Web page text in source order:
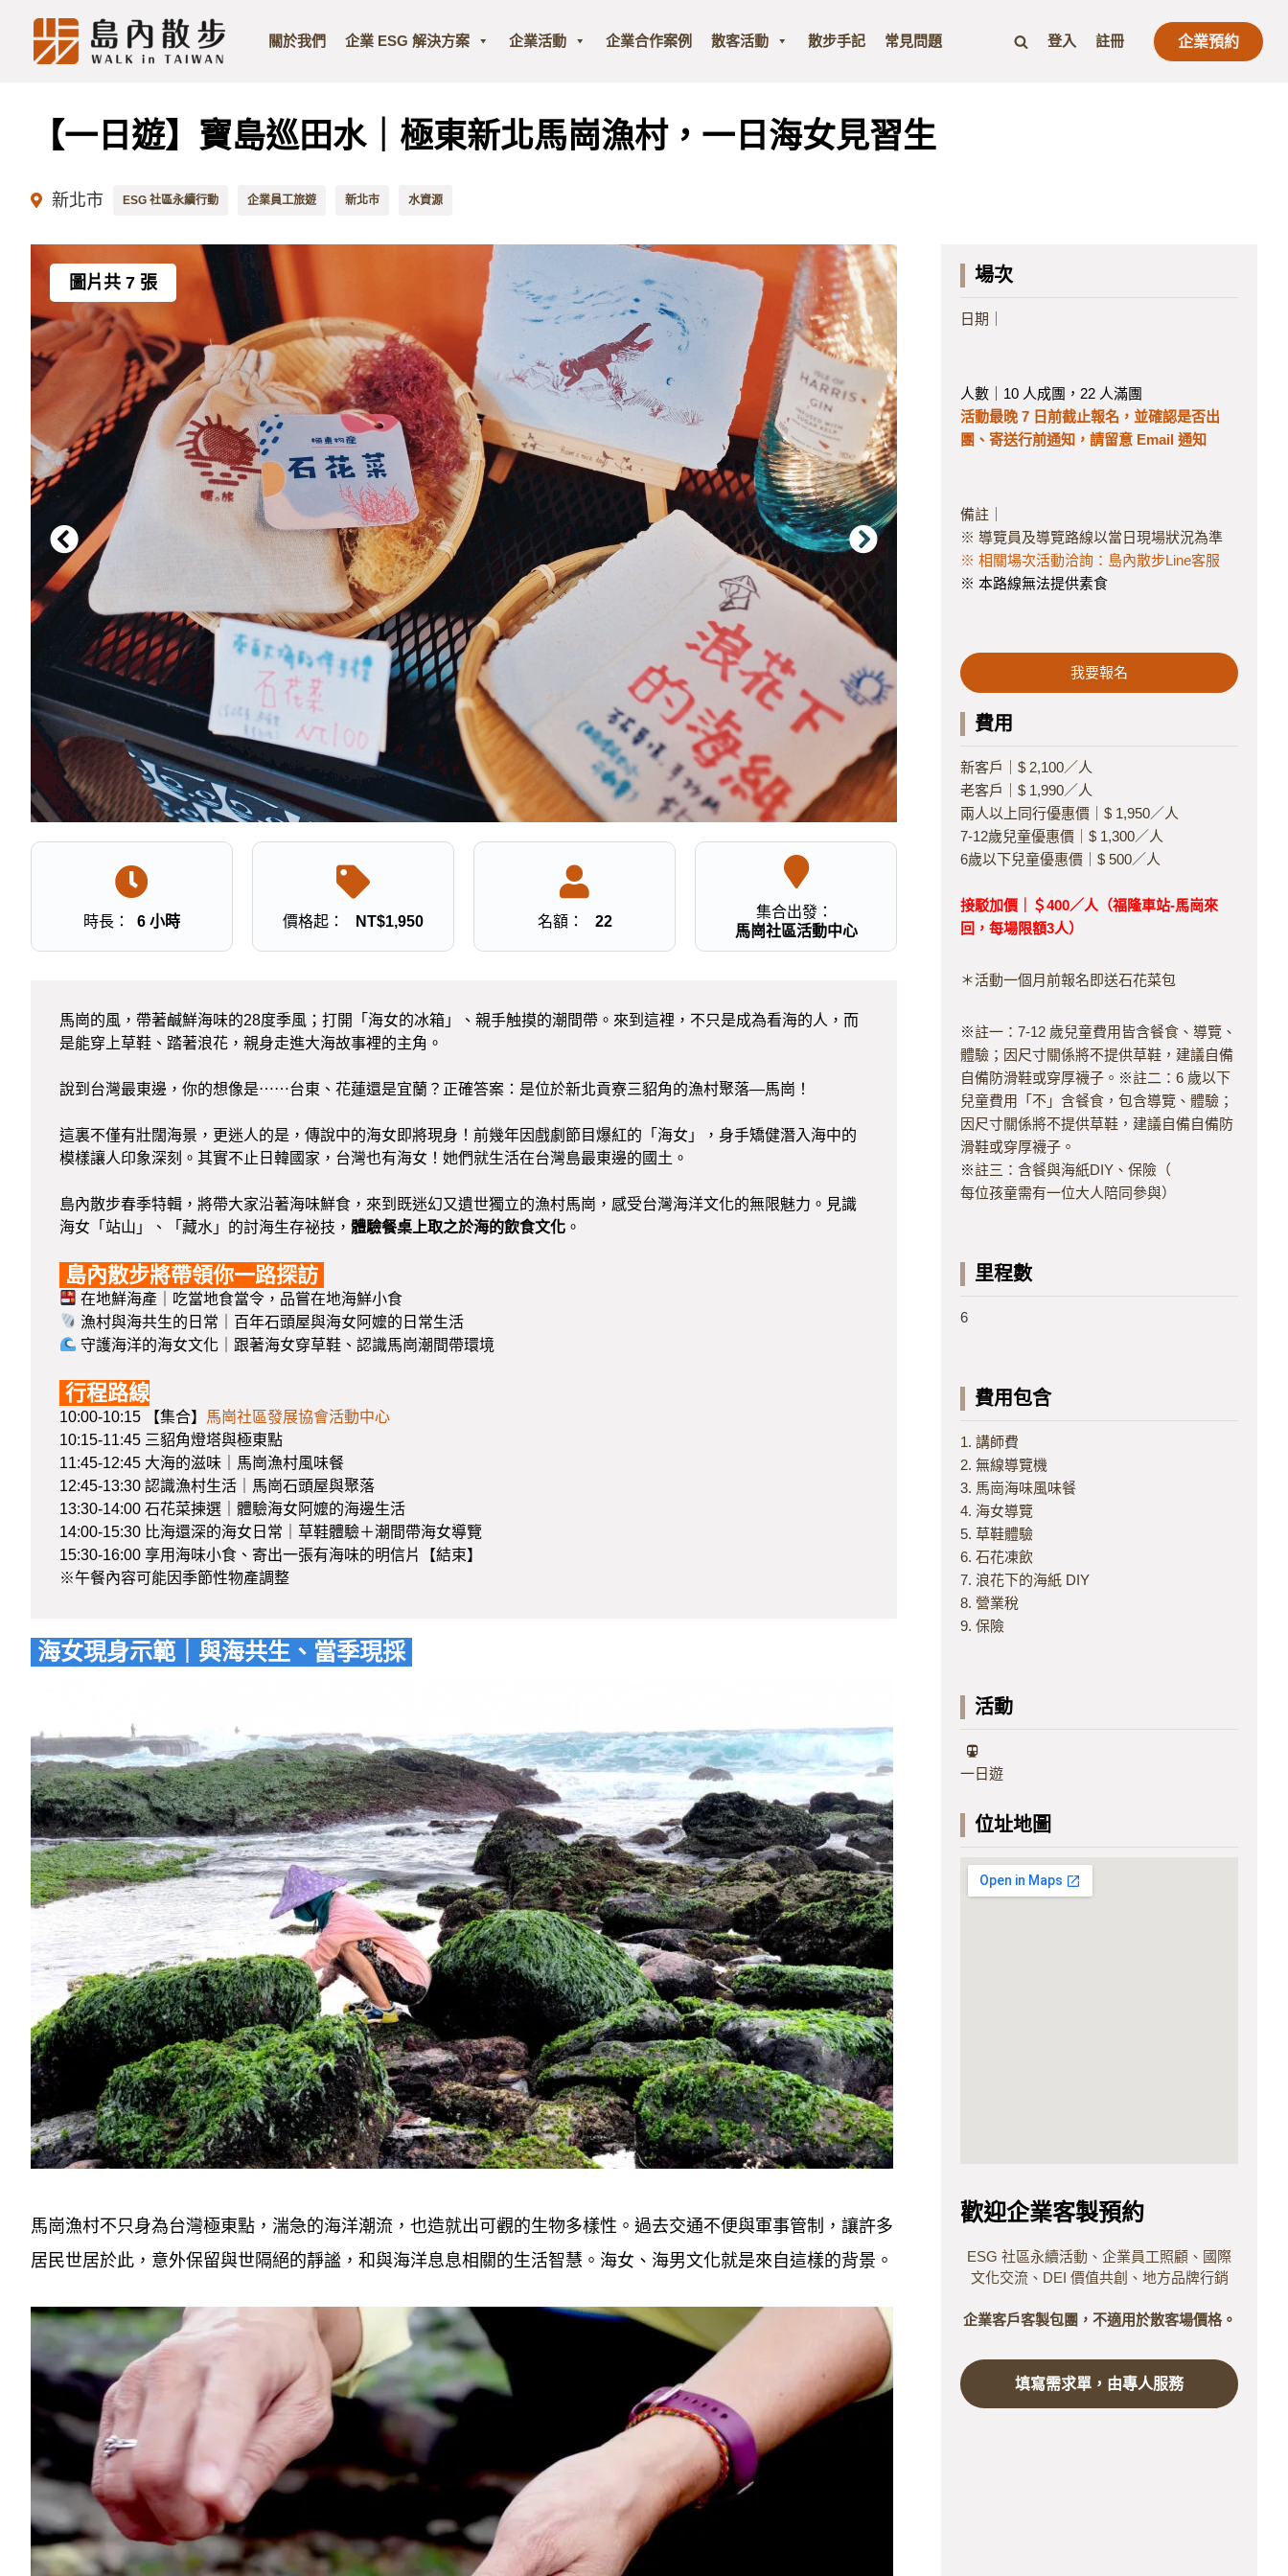
Skip
關於我們 企業 ESG 解決方案 企業活動 企業合作案例 散客活動 散步手記 常見問題 登入 註冊 企業預約
【一日遊】寶島巡田水｜極東新北馬崗漁村，一日海女見習生
新北市 ESG 社區永續行動 企業員工旅遊 新北市 水資源
圖片共 7 張
時長： 6 小時 價格起： NT$1,950 名額： 22
集合出發：
馬崗社區活動中心
馬崗的風，帶著鹹鮮海味的28度季風；打開「海女的冰箱」、親手触摸的潮間帶。來到這裡，不只是成為看海的人，而
是能穿上草鞋、踏著浪花，親身走進大海故事裡的主角。
說到台灣最東邊，你的想像是⋯⋯台東、花蓮還是宜蘭？正確答案：是位於新北貢寮三貂角的漁村聚落—馬崗！
這裏不僅有壯闊海景，更迷人的是，傳說中的海女即將現身！前幾年因戲劇節目爆紅的「海女」，身手矯健潛入海中的
模樣讓人印象深刻。其實不止日韓國家，台灣也有海女！她們就生活在台灣島最東邊的國土。
島內散步春季特輯，將帶大家沿著海味鮮食，來到既迷幻又遺世獨立的漁村馬崗，感受台灣海洋文化的無限魅力。見識
海女「站山」、「藏水」的討海生存祕技， 體驗餐桌上取之於海的飲食文化 。
島內散步將帶領你一路探訪
在地鮮海產｜吃當地食當令，品嘗在地海鮮小食
漁村與海共生的日常｜百年石頭屋與海女阿嬤的日常生活
守護海洋的海女文化｜跟著海女穿草鞋、認識馬崗潮間帶環境
行程路線
10:00-10:15 【集合】
馬崗社區發展協會活動中心
10:15-11:45 三貂角燈塔與極東點
11:45-12:45 大海的滋味｜馬崗漁村風味餐
12:45-13:30 認識漁村生活｜馬崗石頭屋與聚落
13:30-14:00 石花菜揀選｜體驗海女阿嬤的海邊生活
14:00-15:30 比海還深的海女日常｜草鞋體驗＋潮間帶海女導覽
15:30-16:00 享用海味小食、寄出一張有海味的明信片【結束】
※午餐內容可能因季節性物產調整
海女現身示範｜與海共生、當季現採
馬崗漁村不只身為台灣極東點，湍急的海洋潮流，也造就出可觀的生物多樣性。過去交通不便與軍事管制，讓許多
居民世居於此，意外保留與世隔絕的靜謐，和與海洋息息相關的生活智慧。海女、海男文化就是來自這樣的背景。
場次
日期｜
人數｜10 人成團，22 人滿團
活動最晚 7 日前截止報名，並確認是否出
團、寄送行前通知，請留意 Email 通知
備註｜
※ 導覽員及導覽路線以當日現場狀況為準
※ 相關場次活動洽詢：島內散步Line客服
※ 本路線無法提供素食
我要報名
費用
新客戶｜$ 2,100／人
老客戶｜$ 1,990／人
兩人以上同行優惠價｜$ 1,950／人
7-12歲兒童優惠價｜$ 1,300／人
6歲以下兒童優惠價｜$ 500／人
接駁加價｜＄400／人（福隆車站-馬崗來
回，每場限額3人）
＊活動一個月前報名即送石花菜包
※註一：7-12 歲兒童費用皆含餐食、導覽、
體驗；因尺寸關係將不提供草鞋，建議自備
自備防滑鞋或穿厚襪子。 ※註二：6 歲以下
兒童費用「不」含餐食，包含導覽、體驗；
因尺寸關係將不提供草鞋，建議自備自備防
滑鞋或穿厚襪子。
※註三：含餐與海紙DIY、保險（
每位孩童需有一位大人陪同參與）
里程數
6
費用包含
1. 講師費
2. 無線導覽機
3. 馬崗海味風味餐
4. 海女導覽
5. 草鞋體驗
6. 石花凍飲
7. 浪花下的海紙 DIY
8. 營業稅
9. 保險
活動
一日遊
位址地圖
歡迎企業客製預約
ESG 社區永續活動、企業員工照顧、國際
文化交流、DEI 價值共創、地方品牌行銷
企業客戶客製包團，不適用於散客場價格。
填寫需求單，由專人服務